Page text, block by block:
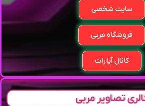
سایت شخصی
فروشگاه مربی
کانال آپارات
تصاویر مربی